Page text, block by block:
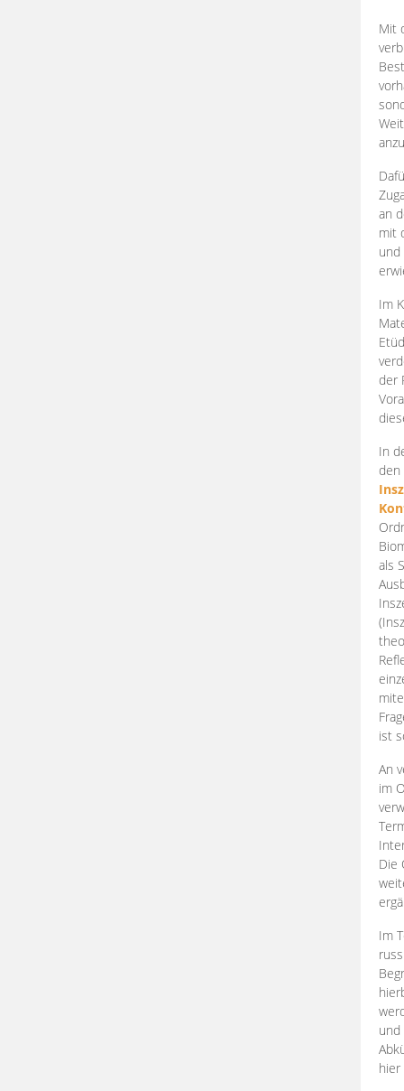
Mit
an
mit
und
Im
der
In
den
als
ist
An
im
Die
Im
und